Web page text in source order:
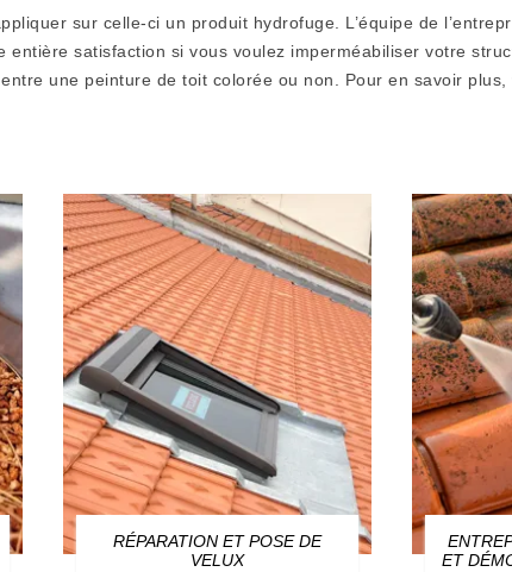
sur celle-ci un produit hydrofuge. L’équipe de
satisfaction si vous voulez imperméabiliser votre
une peinture de toit colorée ou non. Pour en savoir
RÉPARATION ET POSE DE
VELUX
ET